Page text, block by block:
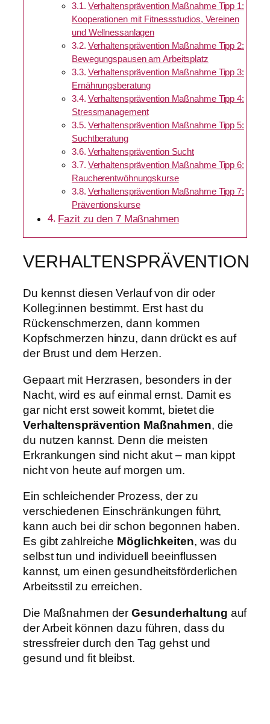
Verhaltensprävention Maßnahme Tipp 1:
Kooperationen mit Fitnessstudios, Vereinen
und Wellnessanlagen
Verhaltensprävention Maßnahme Tipp 2:
Bewegungspausen am Arbeitsplatz
Verhaltensprävention Maßnahme Tipp 3:
Ernährungsberatung
Verhaltensprävention Maßnahme Tipp 4:
Stressmanagement
Verhaltensprävention Maßnahme Tipp 5:
Suchtberatung
Verhaltensprävention Sucht
Verhaltensprävention Maßnahme Tipp 6:
Raucherentwöhnungskurse
Verhaltensprävention Maßnahme Tipp 7:
Präventionskurse
Fazit zu den 7 Maßnahmen
VERHALTENSPRÄVENTION
Du kennst diesen Verlauf von dir oder
Kolleg:innen bestimmt. Erst hast du
Rückenschmerzen, dann kommen
Kopfschmerzen hinzu, dann drückt es auf
der Brust und dem Herzen.
Gepaart mit Herzrasen, besonders in der
Nacht, wird es auf einmal ernst. Damit es
gar nicht erst soweit kommt, bietet die
Verhaltensprävention Maßnahmen, die
du nutzen kannst. Denn die meisten
Erkrankungen sind nicht akut – man kippt
nicht von heute auf morgen um.
Ein schleichender Prozess, der zu
verschiedenen Einschränkungen führt,
kann auch bei dir schon begonnen haben.
Es gibt zahlreiche Möglichkeiten, was du
selbst tun und individuell beeinflussen
kannst, um einen gesundheitsförderlichen
Arbeitsstil zu erreichen.
Die Maßnahmen derGesunderhaltung auf
der Arbeit können dazu führen, dass du
stressfreier durch den Tag gehst und
gesund und fit bleibst.